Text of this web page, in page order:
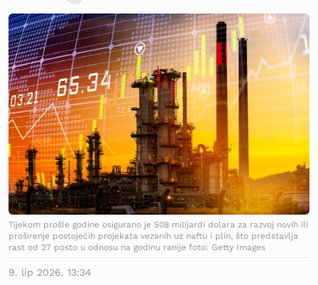
Tijekom prošle godine osigurano je 508 milijardi dolara za razvoj novih ili
proširenje postojećih projekata vezanih uz naftu i plin, što predstavlja
rast od 27 posto u odnosu na godinu ranije foto: Getty Images
9. lip 2026. 13:34